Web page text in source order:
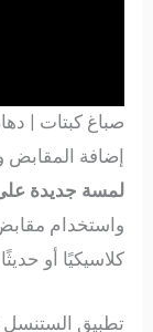
صباغ كبتات |
إضافة المقابض
لمسة جديدة
واستخدام
كلاسيكيًا أو
تطبيق الستنسل